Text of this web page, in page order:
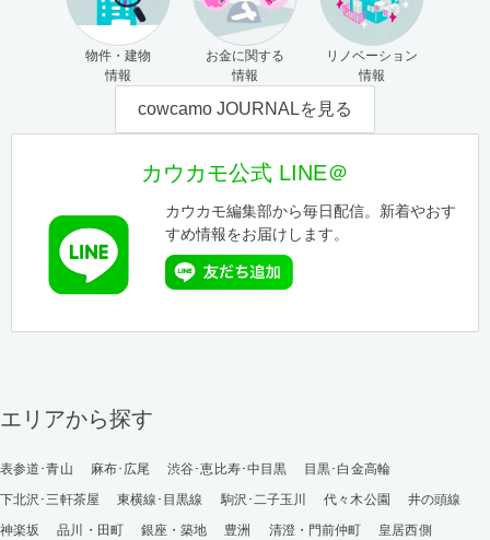
物件・建物
情報
お金に関する
情報
リノベーション
情報
cowcamo JOURNALを見る
カウカモ公式 LINE＠
カウカモ編集部から毎日配信。新着やおす
すめ情報をお届けします。
エリアから探す
表参道･青山 麻布･広尾 渋谷･恵比寿･中目黒
目黒･白金高輪
下北沢･三軒茶屋
東横線･目黒線 駒沢･二子玉川 代々木公園
井の頭線
神楽坂
品川・田町 銀座・築地 豊洲 清澄・門前仲町
皇居西側